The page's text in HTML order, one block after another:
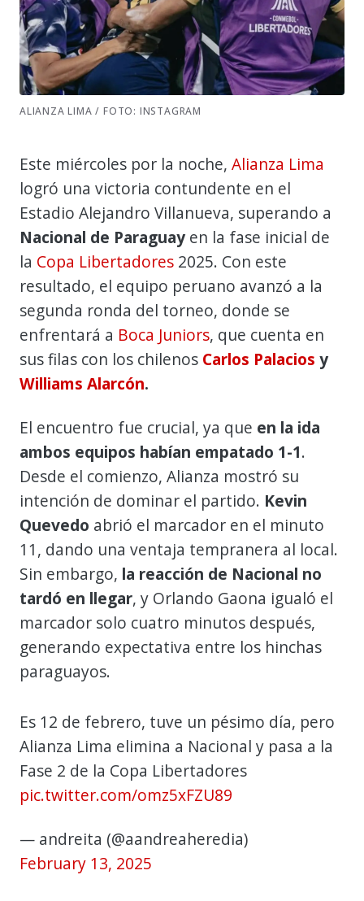
ALIANZA LIMA / FOTO: INSTAGRAM
Este miércoles por la noche, Alianza Lima
logró una victoria contundente en el
Estadio Alejandro Villanueva, superando a
Nacional de Paraguay en la fase inicial de
la Copa Libertadores 2025. Con este
resultado, el equipo peruano avanzó a la
segunda ronda del torneo, donde se
enfrentará a Boca Juniors, que cuenta en
sus filas con los chilenos Carlos Palacios y
Williams Alarcón.
El encuentro fue crucial, ya que en la ida
ambos equipos habían empatado 1-1.
Desde el comienzo, Alianza mostró su
intención de dominar el partido. Kevin
Quevedo abrió el marcador en el minuto
11, dando una ventaja tempranera al local.
Sin embargo, la reacción de Nacional no
tardó en llegar, y Orlando Gaona igualó el
marcador solo cuatro minutos después,
generando expectativa entre los hinchas
paraguayos.
Es 12 de febrero, tuve un pésimo día, pero
Alianza Lima elimina a Nacional y pasa a la
Fase 2 de la Copa Libertadores
pic.twitter.com/omz5xFZU89
— andreita (@aandreaheredia)
February 13, 2025